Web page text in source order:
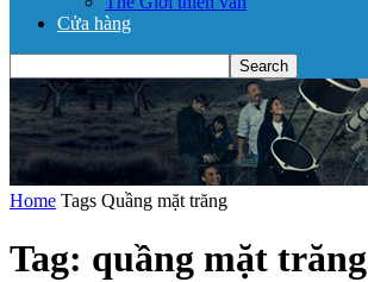
Cửa hàng
Home Tags Quầng mặt trăng
Tag: quầng mặt trăng